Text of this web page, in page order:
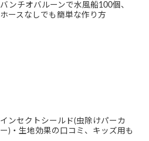
バンチオバルーンで水風船100個、
ホースなしでも簡単な作り方
インセクトシールド(虫除けパーカ
ー)・生地効果の口コミ、キッズ用も